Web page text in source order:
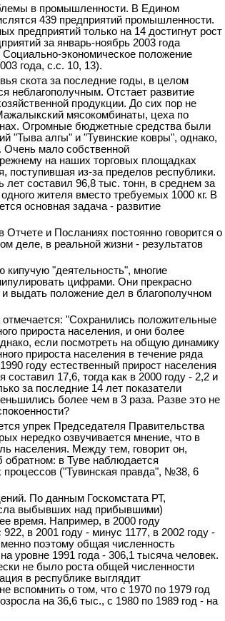
в промышленности. В Едином
439 предприятий промышленности.
предприятий только на 14 достигнут рост
за январь-ноябрь 2003 года
Социально-экономическое положение
года, с.с. 10, 13).
скота за последние годы, в целом
неблагополучным. Отстает развитие
продукции. До сих пор не
мясокомбинаты, цеха по
Огромные бюджетные средства были
"Тыва алгы" и "Тувинские ковры", однако,
Очень мало собственной
на наших торговых площадках
поступившая из-за пределов республики.
лет составил 96,8 тыс. тонн, в среднем за
жителя вместо требуемых 1000 кг. В
основная задача - развитие
Отчете и Посланиях постоянно говорится о
деле, в реальной жизни - результатов
"деятельность", многие
цифрами. Они прекрасно
выдать положение дел в благополучном
"Сохранились положительные
прироста населения, и они более
если посмотреть на общую динамику
прироста населения в течение ряда
году естественный прирост населения
17,6, тогда как в 2000 году - 2,2 и
за последние 14 лет показатели
более чем в 3 раза. Разве это не
упрек Председателя Правительства
нередко озвучивается мнение, что в
населения. Между тем, говорит он,
обратном: в Туве наблюдается
("Тувинская правда", №38, 6
По данным Госкомстата РТ,
выбывших над прибывшими)
время. Например, в 2000 году
в 2001 году - минус 1177, в 2002 году -
поэтому общая численность
уровне 1991 года - 306,1 тысяча человек.
не было роста общей численности
в республике выглядит
вспомнить о том, что с 1970 по 1979 год
на 36,6 тыс., с 1980 по 1989 год - на